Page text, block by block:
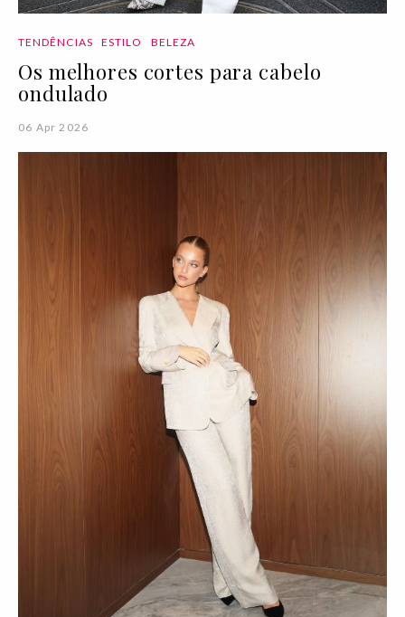
TENDÊNCIAS ESTILO BELEZA
Os melhores cortes para cabelo
ondulado
06 Apr 2026